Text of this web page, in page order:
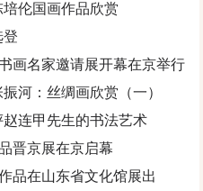
培伦国画作品欣赏
登
画名家邀请展开幕在京举行
河：丝绸画欣赏（一）
连甲先生的书法艺术
晋京展在京启幕
品在山东省文化馆展出